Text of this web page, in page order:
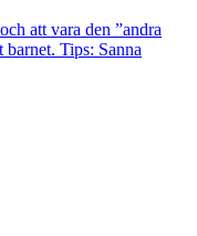
att vara den ”andra
barnet. Tips: Sanna